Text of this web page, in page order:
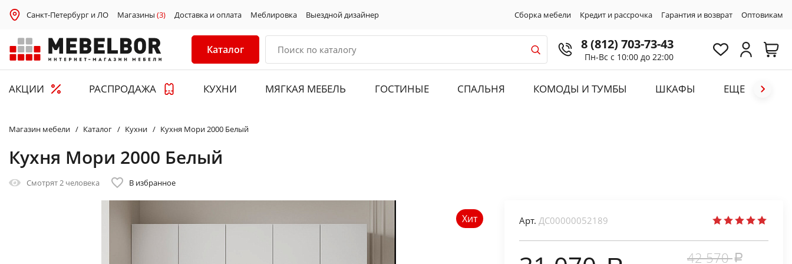
Санкт-Петербург и ЛО Магазины (3) Доставка и оплата Меблировка Выездной дизайнер Сборка мебели Кредит и рассрочка Гарантия и возврат Оптовикам
Каталог 8 (812) 703-73-43
Пн-Вс с 10:00 до 22:00
АКЦИИ РАСПРОДАЖА КУХНИ МЯГКАЯ МЕБЕЛЬ ГОСТИНЫЕ СПАЛЬНЯ КОМОДЫ И ТУМБЫ ШКАФЫ ЕЩЕ
Магазин мебели Каталог Кухни Кухня Мори 2000 Белый
Кухня Мори 2000 Белый
Смотрят2 человека В избранное
Хит Арт. ДС00000052189
42 570